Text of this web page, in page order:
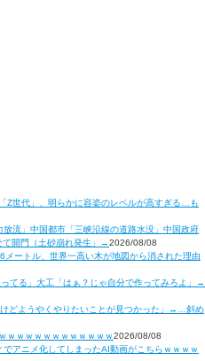
Z世代」、明らかに容姿のレベルが高すぎる…も
流」中国都市「三峡沿線の道路水没」中国政府
て開門（土砂崩れ発生」→2026/08/08
メートル、世界一高い木が地図から消された理由
てる」大工「はぁ？じゃ自分で作ってみろよ」→
どようやくやりたいことが見つかった」→…斜め
ｗｗｗｗｗｗｗｗｗｗｗｗ2026/08/08
アニメ化してしまったAI動画がこちらｗｗｗｗ